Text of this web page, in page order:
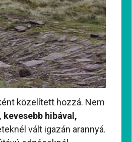
közelített hozzá. Nem
hibával,
vált igazán arannyá.